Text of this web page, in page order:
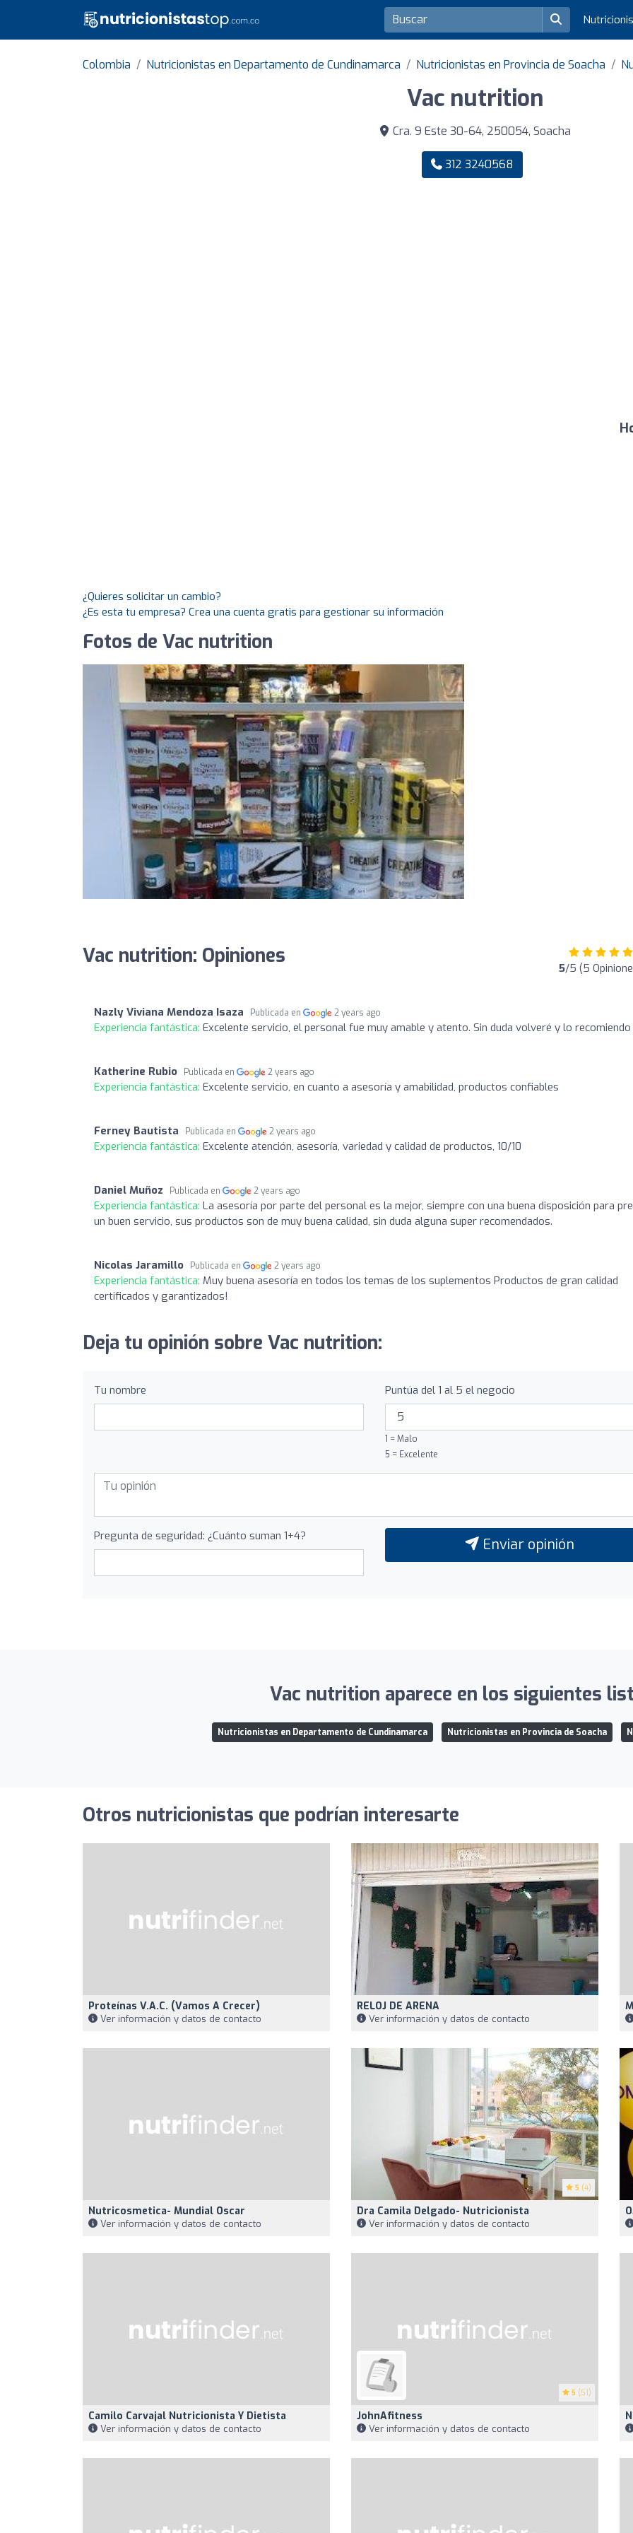
Colombia Nutricionistas en Departamento de Cundinamarca Nutricionistas en Provincia de Soacha
Vac nutrition
Cra. 9 Este 30-64, 250054, Soacha
312 3240568
¿Quieres solicitar un cambio?
¿Es esta tu empresa? Crea una cuenta gratis para gestionar su información
Fotos de Vac nutrition
Vac nutrition: Opiniones 5/5 (5
Nazly Viviana Mendoza Isaza Publicada en 2 years ago
Experiencia fantástica: Excelente servicio, el personal fue muy amable y atento. Sin duda volveré y lo recomiendo
Katherine Rubio Publicada en 2 years ago
Experiencia fantástica: Excelente servicio, en cuanto a asesoría y amabilidad, productos confiables
Ferney Bautista Publicada en 2 years ago
Experiencia fantástica: Excelente atención, asesoría, variedad y calidad de productos, 10/10
Daniel Muñoz Publicada en 2 years ago
Experiencia fantástica: La asesoría por parte del personal es la mejor, siempre con una buena disposición para
un buen servicio, sus productos son de muy buena calidad, sin duda alguna super recomendados.
Nicolas Jaramillo Publicada en 2 years ago
Experiencia fantástica: Muy buena asesoría en todos los temas de los suplementos Productos de gran calidad
certificados y garantizados!
Deja tu opinión sobre Vac nutrition:
Tu nombre Puntúa del 1 al 5 el negocio
1 = Malo
5 = Excelente
Pregunta de seguridad: ¿Cuánto suman 1+4? Enviar opinión
Vac nutrition aparece en los siguientes
Nutricionistas en Departamento de Cundinamarca Nutricionistas en Provincia de Soacha
Otros nutricionistas que podrían interesarte
Proteínas V.A.C. (Vamos A Crecer)
Ver información y datos de contacto
RELOJ DE ARENA
Ver información y datos de contacto
Nutricosmetica- Mundial Oscar
Ver información y datos de contacto
5 (4)
Dra Camila Delgado- Nutricionista
Ver información y datos de contacto
Camilo Carvajal Nutricionista Y Dietista
Ver información y datos de contacto
5 (51)
JohnAfitness
Ver información y datos de contacto